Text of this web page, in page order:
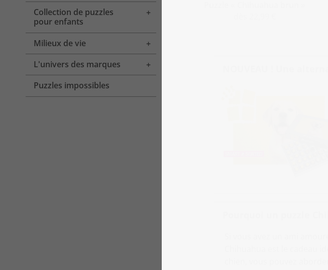
Collection de puzzles
pour enfants
Toggle menu
Milieux de vie
Toggle menu
L'univers des marques
Toggle menu
Puzzles impossibles
NOUVEAU ! Une
Pourquoi un puzzle
Si vous avez un ami
Chihuahua est le cadeau
chien, vous pouvez